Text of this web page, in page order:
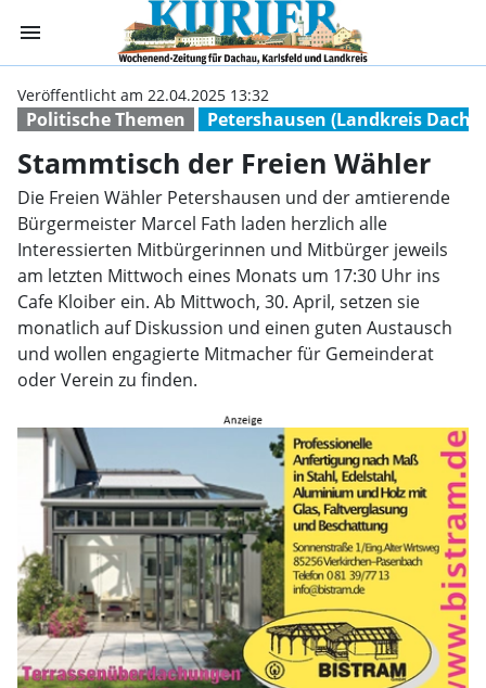
menu Stammtisch der
Politische Themen Petershausen (Landkreis
Veröffentlicht am 22.04.2025 13:32
Stammtisch der Freien Wähler
Die Freien Wähler Petershausen und der amtierende
Bürgermeister Marcel Fath laden herzlich alle
Interessierten Mitbürgerinnen und Mitbürger jeweils
am letzten Mittwoch eines Monats um 17:30 Uhr ins
Cafe Kloiber ein. Ab Mittwoch, 30. April, setzen sie
monatlich auf Diskussion und einen guten Austausch
und wollen engagierte Mitmacher für Gemeinderat
oder Verein zu finden.